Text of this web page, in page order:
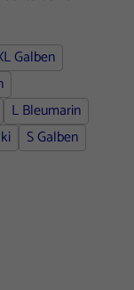
Galben
L Bleumarin
S Galben